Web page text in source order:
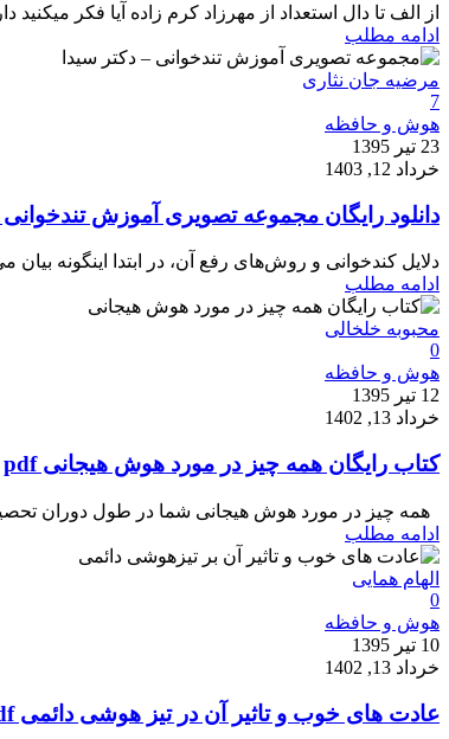
از الف تا دال استعداد از مهرزاد کرم زاده آیا فکر میکنید
ادامه مطلب
مرضیه جان نثاری
7
هوش و حافظه
23 تیر 1395
خرداد 12, 1403
دانلود رایگان مجموعه تصویری آموزش تند‌خوانی
دلایل کند‌خوانی و روش‌های رفع آن، در ابتدا اینگونه
ادامه مطلب
محبوبه خلخالی
0
هوش و حافظه
12 تیر 1395
خرداد 13, 1402
کتاب رایگان همه چیز در مورد هوش هیجانی pdf
همه چیز در مورد هوش هیجانی شما در طول دوران
ادامه مطلب
الهام همایی
0
هوش و حافظه
10 تیر 1395
خرداد 13, 1402
عادت های خوب و تاثیر آن در تیز هوشی دائمی pdf